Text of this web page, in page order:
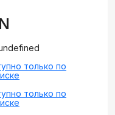
только по
только по